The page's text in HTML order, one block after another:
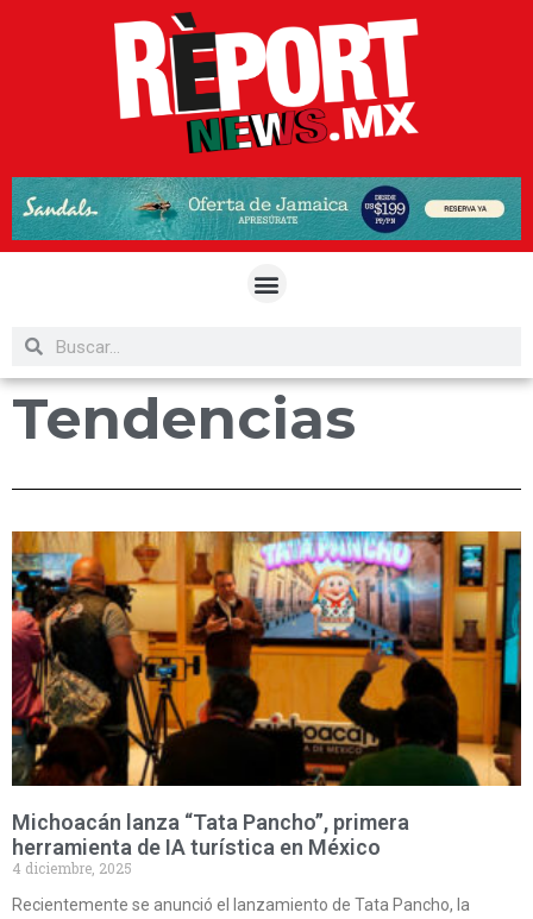
Tendencias
Michoacán lanza “Tata Pancho”, primera
herramienta de IA turística en México
4 diciembre, 2025
Recientemente se anunció el lanzamiento de Tata Pancho, la